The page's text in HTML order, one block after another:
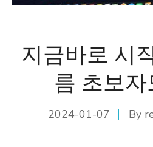
지금바로 시
름 초보자
2024-01-07 By